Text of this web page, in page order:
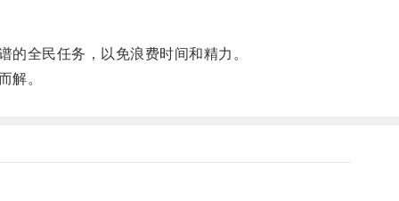
全民任务，以免浪费时间和精力。
解。